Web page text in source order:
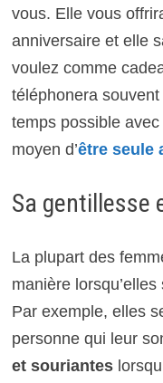
vous. Elle vous
anniversaire et elle
voulez comme
téléphonera
temps possible
moyen d’être seule
Sa gentillesse
La plupart des
manière lorsqu’elles
Par exemple, elles
personne qui leur
et souriantes